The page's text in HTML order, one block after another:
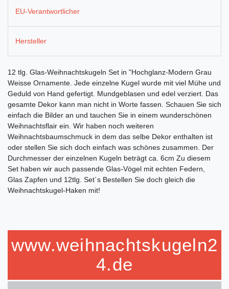
EU-Verantwortlicher
Hersteller
12 tlg. Glas-Weihnachtskugeln Set in "Hochglanz-Modern Grau
Weisse Ornamente. Jede einzelne Kugel wurde mit viel Mühe und
Geduld von Hand gefertigt. Mundgeblasen und edel verziert. Das
gesamte Dekor kann man nicht in Worte fassen. Schauen Sie sich
einfach die Bilder an und tauchen Sie in einem wunderschönen
Weihnachtsflair ein. Wir haben noch weiteren
Weihnachtsbaumschmuck in dem das selbe Dekor enthalten ist
oder stellen Sie sich doch einfach was schönes zusammen. Der
Durchmesser der einzelnen Kugeln beträgt ca. 6cm Zu diesem
Set haben wir auch passende Glas-Vögel mit echten Federn,
Glas Zapfen und 12tlg. Set´s Bestellen Sie doch gleich die
Weihnachtskugel-Haken mit!
www.weihnachtskugeln2
4.de